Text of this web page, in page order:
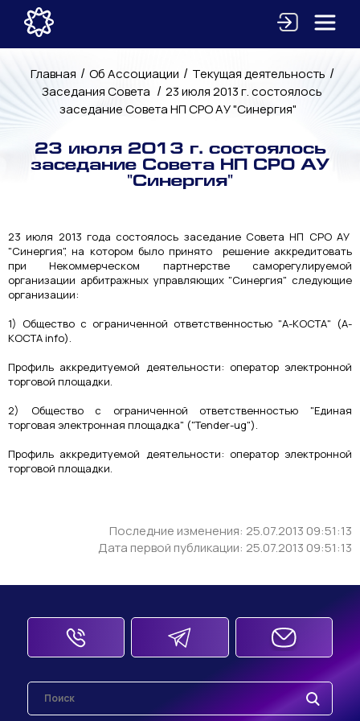
Главная / Об Ассоциации / Текущая деятельность /
Заседания Совета / 23 июля 2013 г. состоялось
заседание Совета НП СРО АУ "Синергия"
23 июля 2013 г. состоялось
заседание Совета НП СРО АУ
"Синергия"
23 июля 2013 года состоялось заседание Совета НП СРО АУ
"Синергия", на котором было принято решение аккредитовать
при Некоммерческом партнерстве саморегулируемой
организации арбитражных управляющих "Синергия" следующие
организации:
1) Общество с ограниченной ответственностью "А-КОСТА" (А-
КОСТА info).
Профиль аккредитуемой деятельности: оператор электронной
торговой площадки.
2) Общество с ограниченной ответственностью "Единая
торговая электронная площадка" ("Tender-ug").
Профиль аккредитуемой деятельности: оператор электронной
торговой площадки.
Последние изменения: 25.07.2013 09:51:13
Дата первой публикации: 25.07.2013 09:51:13